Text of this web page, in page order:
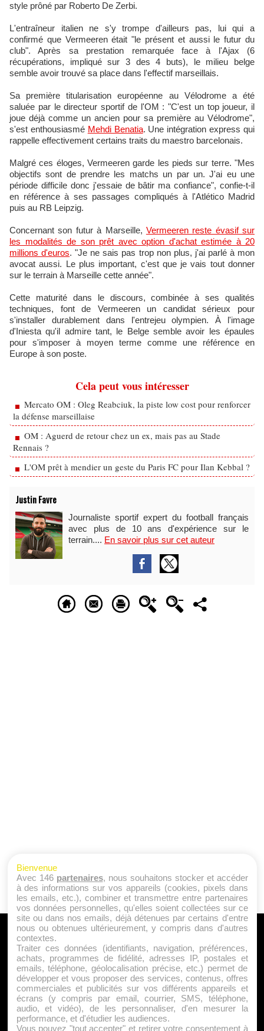
style prôné par Roberto De Zerbi.
L'entraîneur italien ne s'y trompe d'ailleurs pas, lui qui a
confirmé que Vermeeren était "le présent et aussi le futur du
club". Après sa prestation remarquée face à l'Ajax (6
récupérations, impliqué sur 3 des 4 buts), le milieu belge
semble avoir trouvé sa place dans l'effectif marseillais.
Sa première titularisation européenne au Vélodrome a été
saluée par le directeur sportif de l'OM : "C'est un top joueur, il
joue déjà comme un ancien pour sa première au Vélodrome",
s'est enthousiasmé Mehdi Benatia. Une intégration express qui
rappelle effectivement certains traits du maestro barcelonais.
Malgré ces éloges, Vermeeren garde les pieds sur terre. "Mes
objectifs sont de prendre les matchs un par un. J'ai eu une
période difficile donc j'essaie de bâtir ma confiance", confie-t-il
en référence à ses passages compliqués à l'Atlético Madrid
puis au RB Leipzig.
Concernant son futur à Marseille, Vermeeren reste évasif sur
les modalités de son prêt avec option d'achat estimée à 20
millions d'euros. "Je ne sais pas trop non plus, j'ai parlé à mon
avocat aussi. Le plus important, c'est que je vais tout donner
sur le terrain à Marseille cette année".
Cette maturité dans le discours, combinée à ses qualités
techniques, font de Vermeeren un candidat sérieux pour
s'installer durablement dans l'entrejeu olympien. À l'image
d'Iniesta qu'il admire tant, le Belge semble avoir les épaules
pour s'imposer à moyen terme comme une référence en
Europe à son poste.
Cela peut vous intéresser
Mercato OM : Oleg Reabciuk, la piste low cost pour renforcer
la défense marseillaise
OM : Aguerd de retour chez un ex, mais pas au Stade
Rennais ?
L'OM prêt à mendier un geste du Paris FC pour Ilan Kebbal ?
Justin Favre
Journaliste sportif expert du football français
avec plus de 10 ans d'expérience sur le
terrain.... En savoir plus sur cet auteur
A PROPOS
Qui sommes nous ?
Mentions Légales
Publicité
Politique de Cookies
Contact
Bienvenue
Avec 146 partenaires, nous souhaitons stocker et accéder
à des informations sur vos appareils (cookies, pixels dans
les emails, etc.), combiner et transmettre entre partenaires
vos données personnelles, qu'elles soient collectées sur ce
site ou dans nos emails, déjà détenues par certains d'entre
nous ou obtenues ultérieurement, y compris dans d'autres
contextes.
Traiter ces données (identifiants, navigation, préférences,
achats, programmes de fidélité, adresses IP, postales et
emails, téléphone, géolocalisation précise, etc.) permet de
développer et vous proposer des services, contenus, offres
commerciales et publicités sur vos différents appareils et
écrans (y compris par email, courrier, SMS, téléphone,
audio, et vidéo), de les personnaliser, d'en mesurer la
performance, et d'étudier les audiences.
Vous pouvez "tout accepter" et retirer votre consentement à